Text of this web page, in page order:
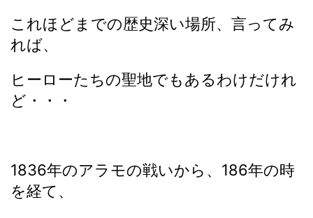
これほどまでの歴史深い場所、言ってみ
れば、
ヒーローたちの聖地でもあるわけだけれ
ど・・・
1836年のアラモの戦いから、186年の時
を経て、